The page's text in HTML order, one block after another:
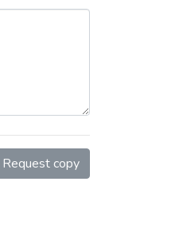
Request copy